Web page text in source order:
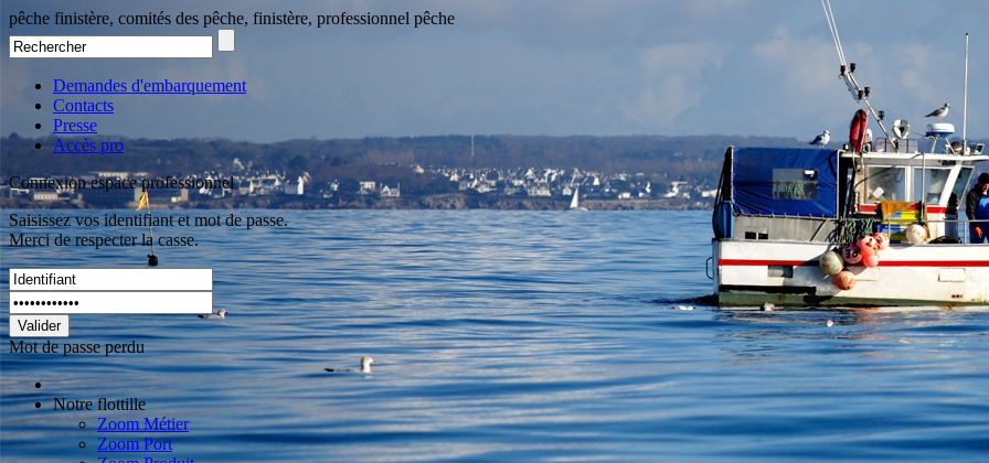
pêche finistère, comités des pêche, finistère, professionnel pêche
Demandes d'embarquement
Contacts
Presse
Accès pro
Connexion espace professionnel
Saisissez vos identifiant et mot de passe.
Merci de respecter la casse.
Valider
Mot de passe perdu
Notre flottille
Zoom Métier
Zoom Port